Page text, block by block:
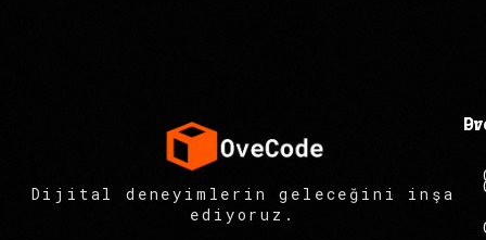
Dijital deneyimlerin geleceğini inşa
ediyoruz.